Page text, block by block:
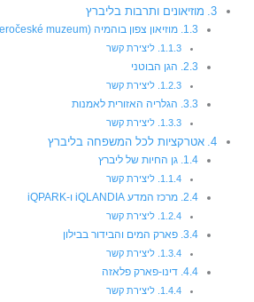
מוזיאונים ותרבות בליברץ
מוזיאון צפון בוהמיה (Severočeské muzeum)
ליצירת קשר
הגן הבוטני
ליצירת קשר
הגלריה האזורית לאמנות
ליצירת קשר
אטרקציות לכל המשפחה בליברץ
גן החיות של ליברץ
ליצירת קשר
מרכז המדע iQLANDIA ו-iQPARK
ליצירת קשר
פארק המים והבידור בבילון
ליצירת קשר
דינו-פארק פלאזה
ליצירת קשר